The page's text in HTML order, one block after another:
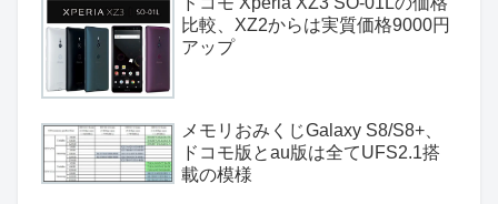
比較、XZ2からは実質価格9000円
アップ
メモリおみくじGalaxy S8/S8+、
ドコモ版とau版は全てUFS2.1搭
載の模様